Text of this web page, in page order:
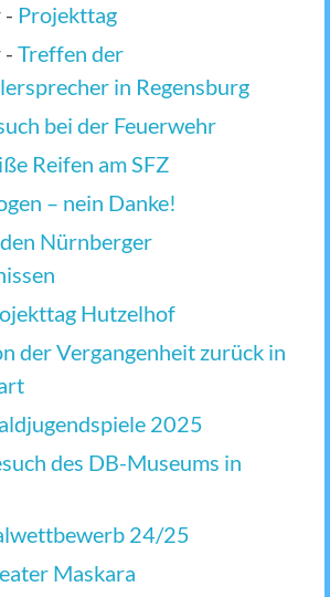
- Projekttag
- Treffen der
in Regensburg
bei der Feuerwehr
Reifen am SFZ
– nein Danke!
Nürnberger
Hutzelhof
der Vergangenheit zurück in
2025
des DB-Museums in
24/25
Maskara